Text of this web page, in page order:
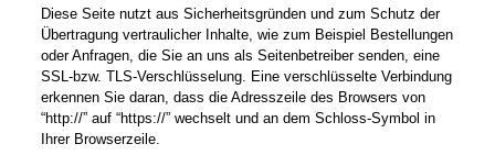
Diese Seite nutzt aus Sicherheitsgründen und zum Schutz der
Übertragung vertraulicher Inhalte, wie zum Beispiel Bestellungen
oder Anfragen, die Sie an uns als Seitenbetreiber senden, eine
SSL-bzw. TLS-Verschlüsselung. Eine verschlüsselte Verbindung
erkennen Sie daran, dass die Adresszeile des Browsers von
“http://” auf “https://” wechselt und an dem Schloss-Symbol in
Ihrer Browserzeile.